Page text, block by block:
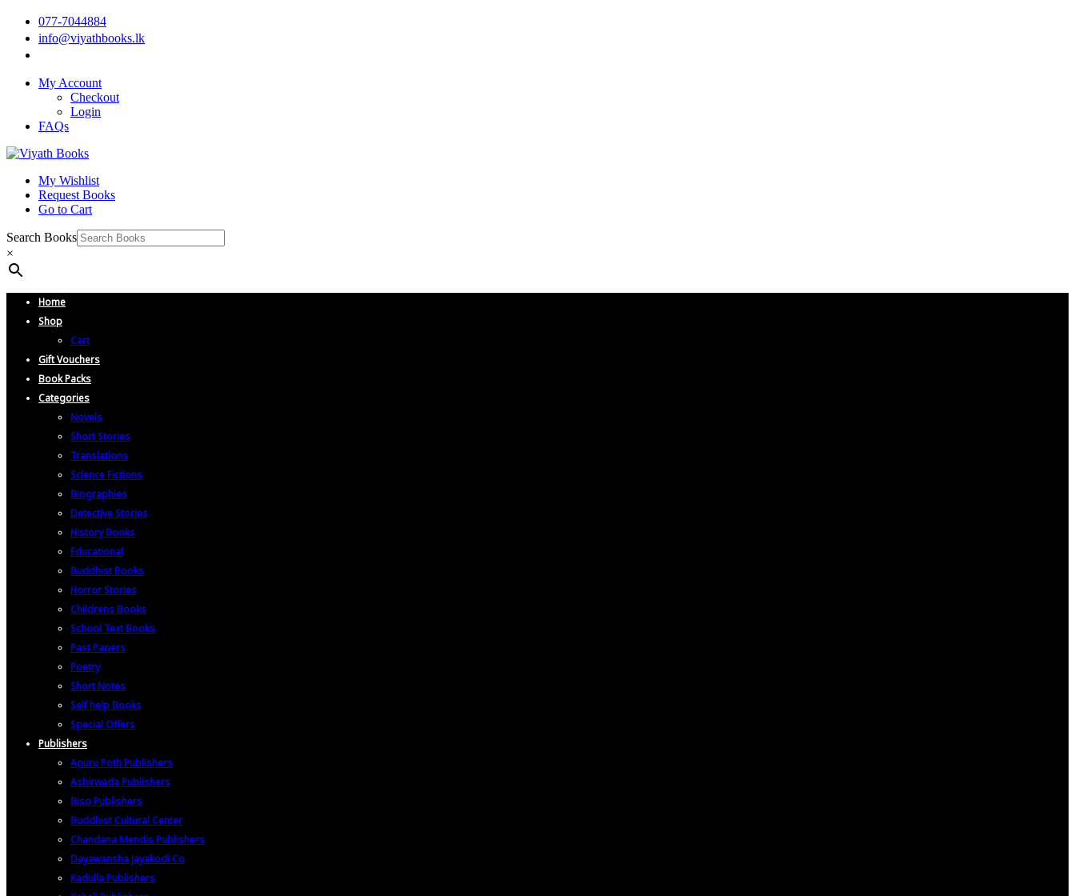
077-7044884
info@viyathbooks.lk
My Account
Checkout
Login
FAQs
My Wishlist
Request Books
Go to Cart
Search Books
×
Home
Shop
Cart
Gift Vouchers
Book Packs
Categories
Novels
Short Stories
Translations
Science Fictions
Biographies
Detective Stories
History Books
Educational
Buddhist Books
Horror Stories
Childrens Books
School Text Books
Past Papers
Poetry
Short Notes
Self help Books
Special Offers
Publishers
Apuru Poth Publishers
Ashirwada Publishers
Biso Publishers
Buddhist Cultural Center
Chandana Mendis Publishers
Dayawansha Jayakodi Co
Kadulla Publishers